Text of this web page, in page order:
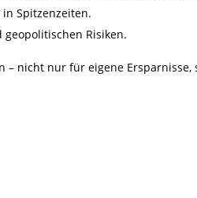
Spitzenzeiten.
Risiken.
– nicht nur für eigene